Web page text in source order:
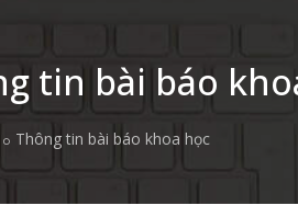
tin bài báo
Thông tin bài báo khoa học